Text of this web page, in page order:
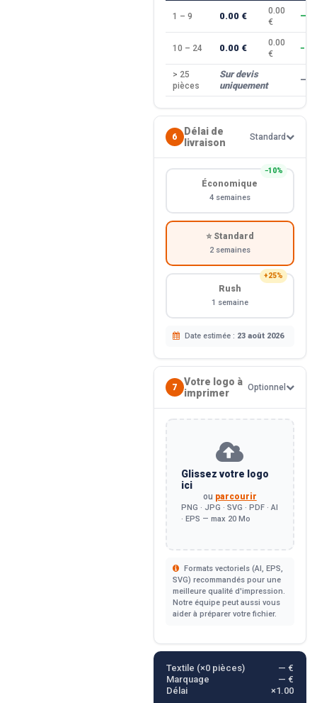
1 – 9 0.00 €
0.00
€
—
10 – 24 0.00 €
0.00
€
> 25
pièces
Sur devis
uniquement
—
6
Délai de
livraison
Standard
−10%
Économique
4 semaines
⭐ Standard
2 semaines
+25%
Rush
1 semaine
Date estimée : 23 août 2026
7
Votre logo à
imprimer
Optionnel
Glissez votre logo
ici
ou parcourir
PNG · JPG · SVG · PDF · AI
· EPS — max 20 Mo
Formats vectoriels (AI, EPS,
SVG) recommandés pour une
meilleure qualité d'impression.
Notre équipe peut aussi vous
aider à préparer votre fichier.
Textile (×0pièces)
— €
Marquage
— €
Délai
×1.00